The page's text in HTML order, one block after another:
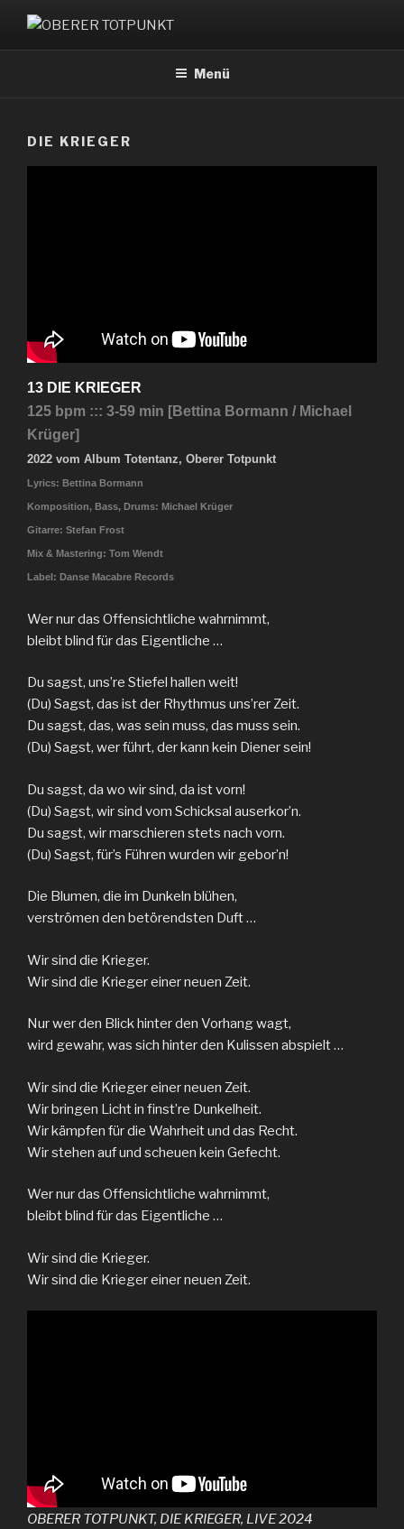
Inhalt
springenOBERER TOTPUNKT
Menü
DIE KRIEGER
13 DIE KRIEGER
125 bpm ::: 3-59 min [Bettina Bormann / Michael
Krüger]
2022 vom Album Totentanz, Oberer Totpunkt
Lyrics: Bettina Bormann
Komposition, Bass, Drums: Michael Krüger
Gitarre: Stefan Frost
Mix & Mastering: Tom Wendt
Label: Danse Macabre Records
Wer nur das Offensichtliche wahrnimmt,
bleibt blind für das Eigentliche …
Du sagst, uns’re Stiefel hallen weit!
(Du) Sagst, das ist der Rhythmus uns’rer Zeit.
Du sagst, das, was sein muss, das muss sein.
(Du) Sagst, wer führt, der kann kein Diener sein!
Du sagst, da wo wir sind, da ist vorn!
(Du) Sagst, wir sind vom Schicksal auserkor’n.
Du sagst, wir marschieren stets nach vorn.
(Du) Sagst, für’s Führen wurden wir gebor’n!
Die Blumen, die im Dunkeln blühen,
verströmen den betörendsten Duft …
Wir sind die Krieger.
Wir sind die Krieger einer neuen Zeit.
Nur wer den Blick hinter den Vorhang wagt,
wird gewahr, was sich hinter den Kulissen abspielt …
Wir sind die Krieger einer neuen Zeit.
Wir bringen Licht in finst’re Dunkelheit.
Wir kämpfen für die Wahrheit und das Recht.
Wir stehen auf und scheuen kein Gefecht.
Wer nur das Offensichtliche wahrnimmt,
bleibt blind für das Eigentliche …
Wir sind die Krieger.
Wir sind die Krieger einer neuen Zeit.
OBERER TOTPUNKT, DIE KRIEGER, LIVE 2024